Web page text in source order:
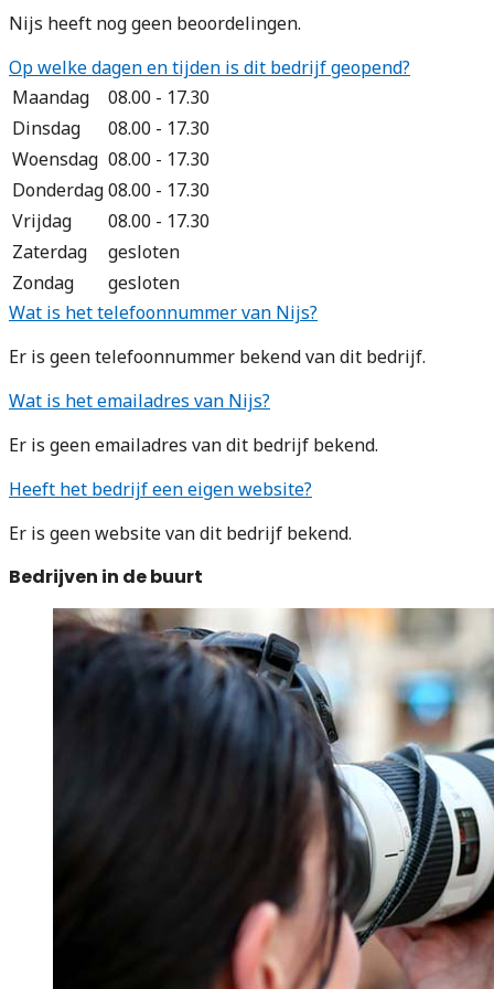
Nijs heeft nog geen beoordelingen.
Op welke dagen en tijden is dit bedrijf geopend?
Maandag
08.00 - 17.30
Dinsdag
08.00 - 17.30
Woensdag 08.00 - 17.30
Donderdag08.00 - 17.30
Vrijdag
08.00 - 17.30
Zaterdag
gesloten
Zondag
gesloten
Wat is het telefoonnummer van Nijs?
Er is geen telefoonnummer bekend van dit bedrijf.
Wat is het emailadres van Nijs?
Er is geen emailadres van dit bedrijf bekend.
Heeft het bedrijf een eigen website?
Er is geen website van dit bedrijf bekend.
Bedrijven in de buurt